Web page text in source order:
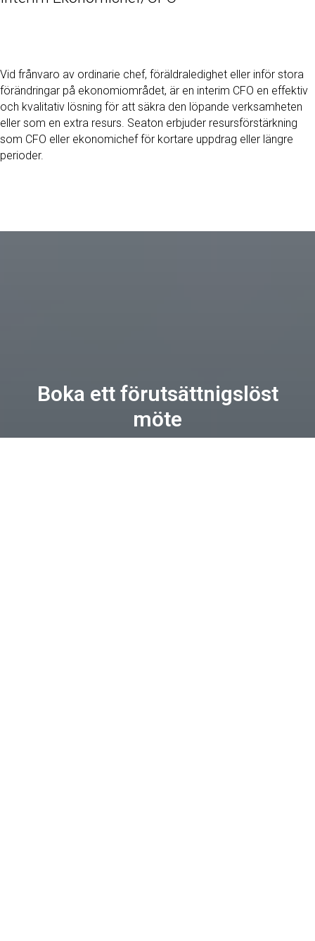
Vid frånvaro av ordinarie chef, föräldraledighet eller inför stora
förändringar på ekonomiområdet, är en interim CFO en effektiv
och kvalitativ lösning för att säkra den löpande verksamheten
eller som en extra resurs. Seaton erbjuder resursförstärkning
som CFO eller ekonomichef för kortare uppdrag eller längre
perioder.
Boka ett förutsättnigslöst
möte